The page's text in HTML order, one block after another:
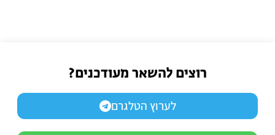
רוצים להשאר מעודכנים?
לערוץ הטלגרם